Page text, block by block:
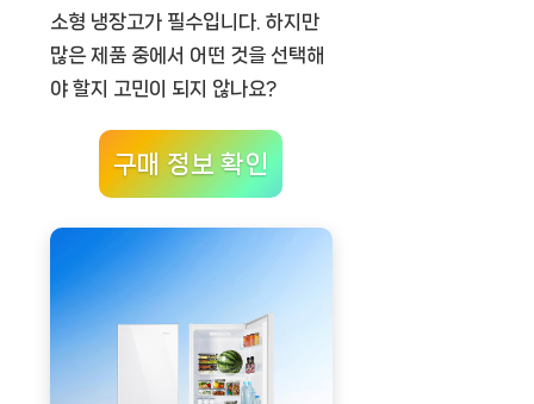
소형 냉장고가 필수입니다. 하지만
많은 제품 중에서 어떤 것을 선택해
야 할지 고민이 되지 않나요?
구매 정보 확인